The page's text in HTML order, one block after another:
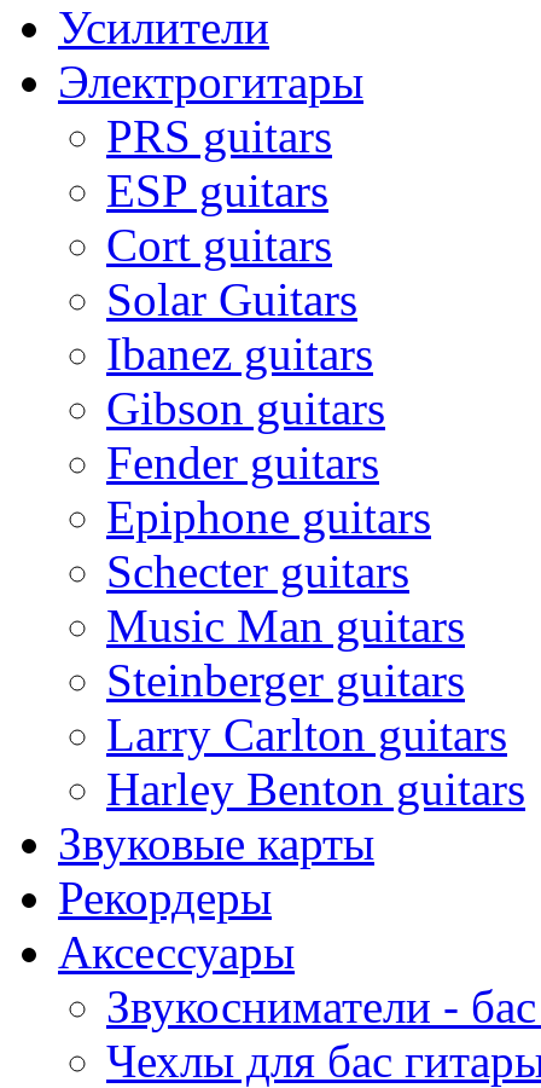
Усилители
Электрогитары
PRS guitars
ESP guitars
Cort guitars
Solar Guitars
Ibanez guitars
Gibson guitars
Fender guitars
Epiphone guitars
Schecter guitars
Music Man guitars
Steinberger guitars
Larry Carlton guitars
Harley Benton guitars
Звуковые карты
Рекордеры
Аксессуары
Звукосниматели -
Чехлы для бас